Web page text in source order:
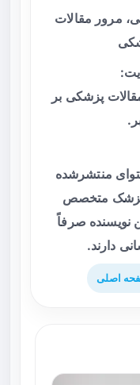
مرور مقالات
پزشکی بر
منتشرشده
پزشک متخصص
نویسنده صرفاً
دارند.
اصلی